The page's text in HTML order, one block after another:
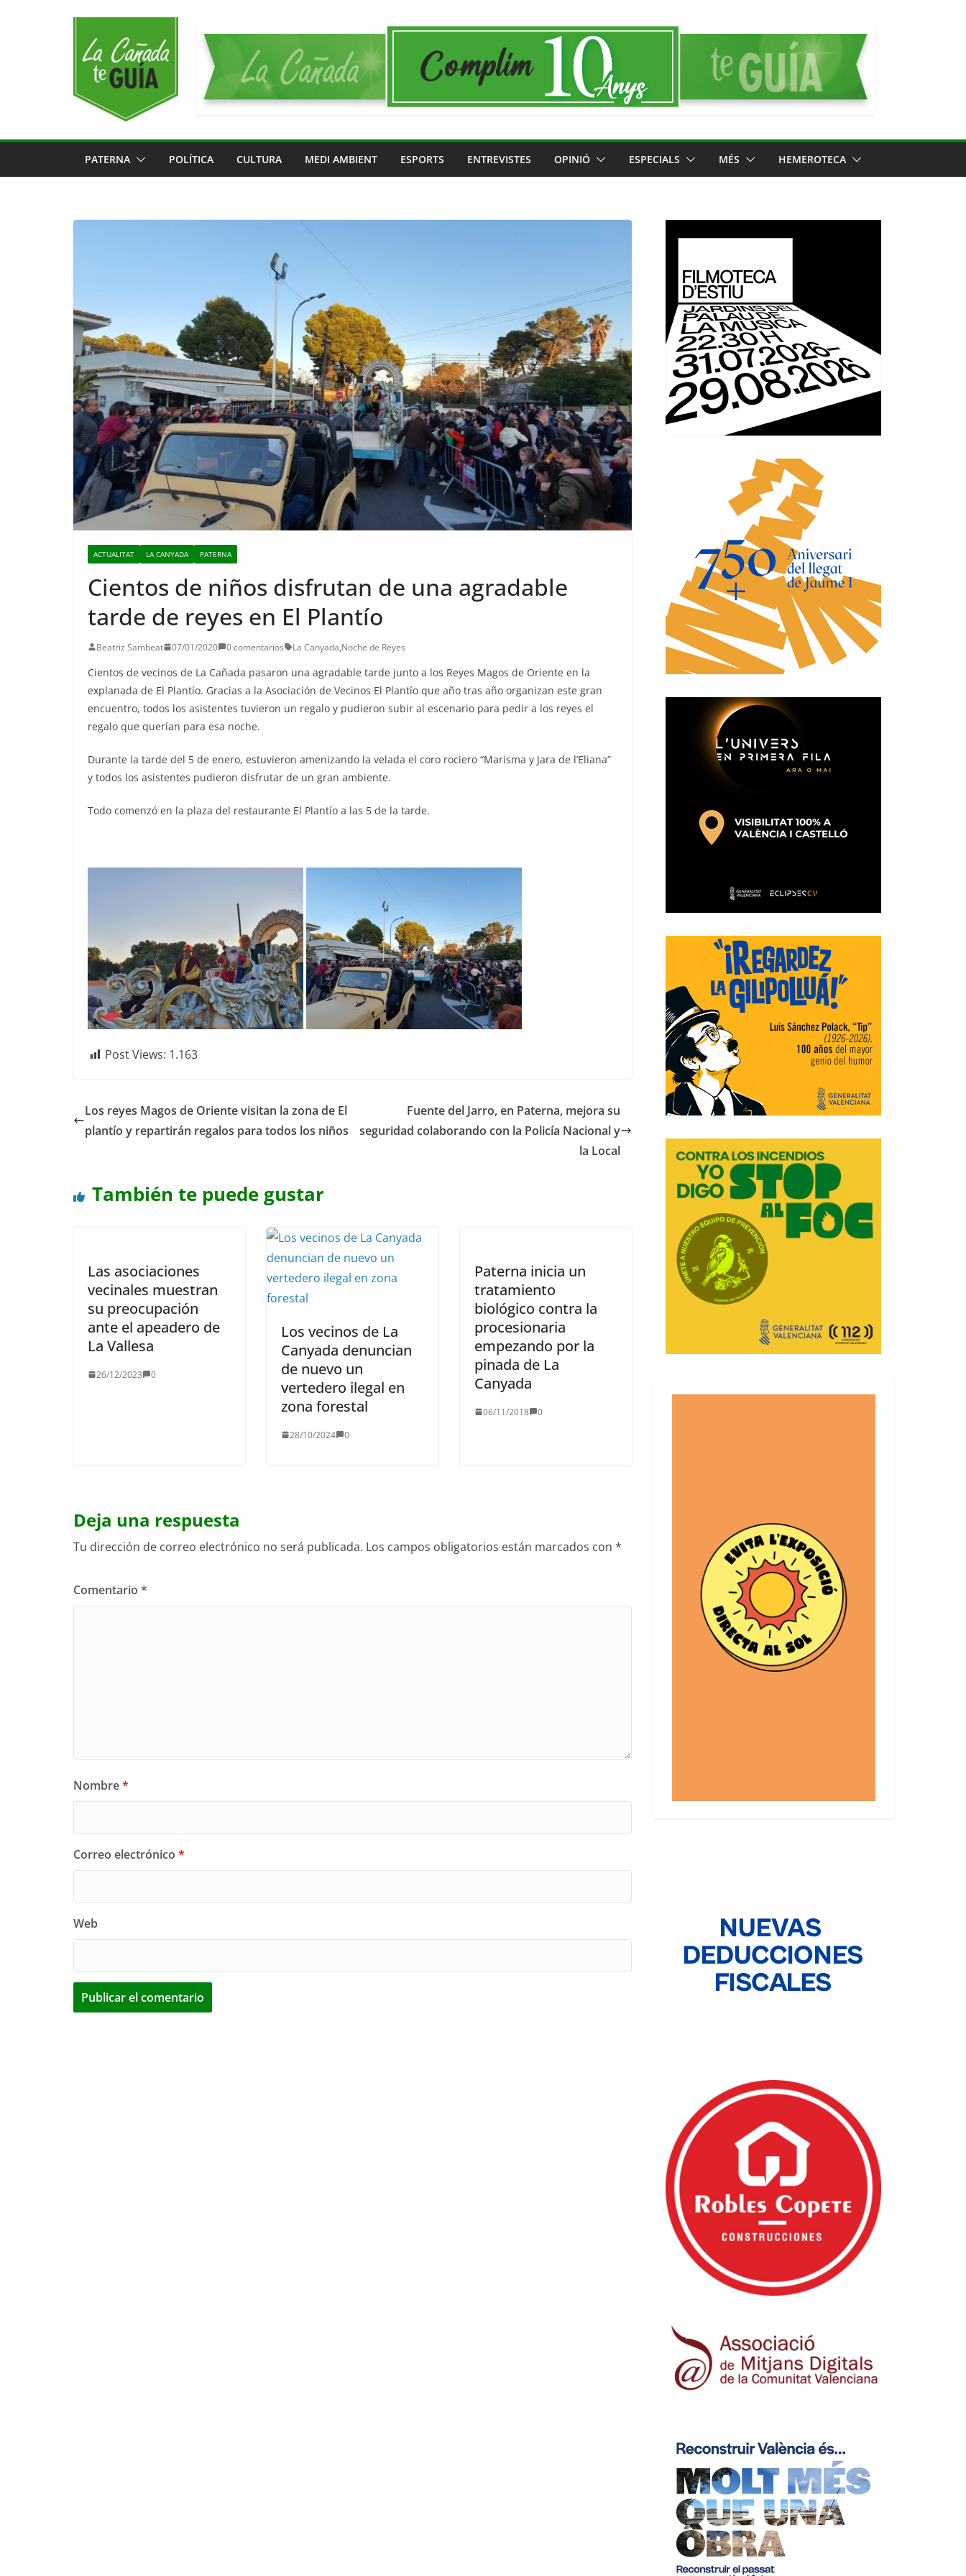
PATERNA POLÍTICA CULTURA MEDI AMBIENT ESPORTS ENTREVISTES OPINIÓ ESPECIALS MÉS HEMEROTECA
ACTUALITAT LA CANYADA PATERNA
Cientos de niños disfrutan de una agradable
tarde de reyes en El Plantío
Beatriz Sambeat 07/01/2020 0 comentarios La Canyada,Noche de Reyes
Cientos de vecinos de La Cañada pasaron una agradable tarde junto a los Reyes Magos de Oriente en la
explanada de El Plantío. Gracias a la Asociación de Vecinos El Plantío que año tras año organizan este gran
encuentro, todos los asistentes tuvieron un regalo y pudieron subir al escenario para pedir a los reyes el
regalo que querían para esa noche.
Durante la tarde del 5 de enero, estuvieron amenizando la velada el coro rociero “Marisma y Jara de l’Eliana”
y todos los asistentes pudieron disfrutar de un gran ambiente.
Todo comenzó en la plaza del restaurante El Plantío a las 5 de la tarde.
Post Views: 1.163
Los reyes Magos de Oriente visitan la zona de El
plantío y repartirán regalos para todos los niños
Fuente del Jarro, en Paterna, mejora su
seguridad colaborando con la Policía Nacional y
la Local
También te puede gustar
Las asociaciones
vecinales muestran
su preocupación
ante el apeadero de
La Vallesa
26/12/2023 0
Los vecinos de La
Canyada denuncian
de nuevo un
vertedero ilegal en
zona forestal
28/10/2024 0
Paterna inicia un
tratamiento
biológico contra la
procesionaria
empezando por la
pinada de La
Canyada
06/11/2018 0
Deja una respuesta
Tu dirección de correo electrónico no será publicada. Los campos obligatorios están marcados con *
Comentario *
Nombre*
Correo electrónico *
Web